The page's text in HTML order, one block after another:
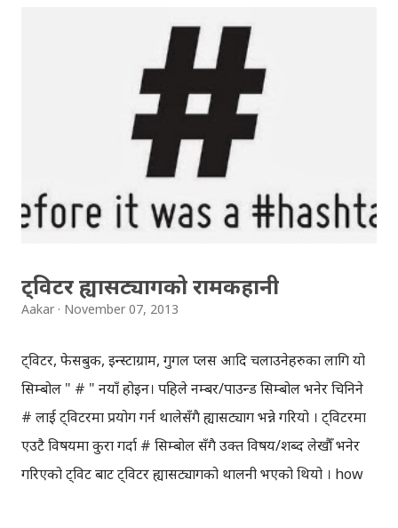
विवेक पौडेलले लेख्नुभएको जनादेश, मतादेश, र नेपाली बहसका नयाँ
शब्दहरु ब्लगलाई यहाँ पुन प्रकाशित गरेकोछु । विवेक पौडेललाई
ट्विटरमा @tistung फलो गर्न सकिन्छ । एकैपटक “मतादेश” भन्ने
शब्द निकै सुन्न थालिएको छ। नेपालको सन्दर्भमा मैले यो शब्द प्रथम
पटक हालैको चुनावपछि सुनेको हुँ। चुनावको नतिजा आउन शुरुगरेपछि
एकजना चर्चित राजनीतिक विश्लेषकले टेलिभिजन र रेडियो कार्यक्रममा
माओवादीको अप्रत्याशित नतिजालाई अर्थ्याउन यसको प्रयोग गर्नुभयो र
भन्नुभयो,...
ट्विटर ह्यासट्यागको रामकहानी
Aakar November 07, 2013
ट्विटर, फेसबुक, इन्स्टाग्राम, गुगल प्लस आदि चलाउनेहरुका लागि यो
सिम्बोल " # " नयाँ होइन। पहिले नम्बर/पाउन्ड सिम्बोल भनेर चिनिने
# लाई ट्विटरमा प्रयोग गर्न थालेसँगै ह्यासट्याग भन्ने गरियो । ट्विटरमा
एउटै विषयमा कुरा गर्दा # सिम्बोल सँगै उक्त विषय/शब्द लेखौँ भनेर
गरिएको ट्विट बाट ट्विटर ह्यासट्यागको थालनी भएको थियो । how